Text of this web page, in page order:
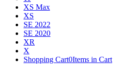
XS Max
XS
SE 2022
SE 2020
XR
X
Shopping Cart0Items in Cart